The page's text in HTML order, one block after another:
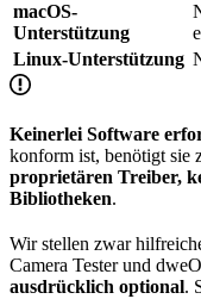
macOS-
Unterstützung
Linux-Unterstützung
Keinerlei Software
konform ist, benötigt sie
proprietären Treiber,
Bibliotheken.
Wir stellen zwar
Camera Tester und
ausdrücklich optional.